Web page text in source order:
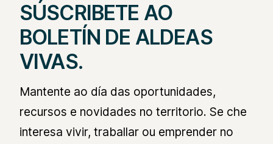
SÚSCRIBETE AO
BOLETÍN DE ALDEAS
VIVAS.
Mantente ao día das oportunidades,
recursos e novidades no territorio. Se che
interesa vivir, traballar ou emprender no